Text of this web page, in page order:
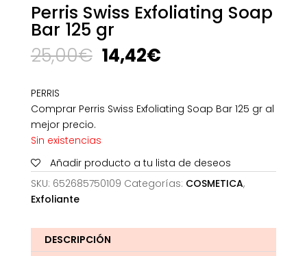
Perris Swiss Exfoliating Soap
Bar 125 gr
25,00€ El
precio
era:
25,00€.
14,42€El
es:
14,42€.
PERRIS
Comprar Perris Swiss Exfoliating Soap Bar 125 gr al
mejor precio.
Sin existencias
Añadir producto a tu lista de deseos
SKU: 652685750109 Categorías: COSMETICA,
Exfoliante
DESCRIPCIÓN